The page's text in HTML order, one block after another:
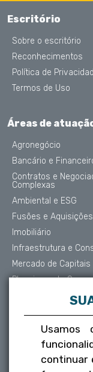
Escritório
Sobre o escritório
Reconhecimentos
Política de
Termos de Uso
Áreas de
Agronegócio
Bancário e
Contratos e
Complexas
Ambiental e ESG
Fusões e Aquisições
Imobiliário
Infraestrutura e
Mercado de Capitais
Planejamento
Contencioso e
Societário
Trabalhista
Tributário
Usamos
continuar